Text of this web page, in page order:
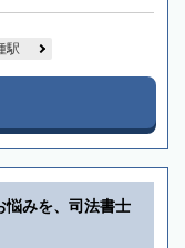
駅
悩みを、司法書士